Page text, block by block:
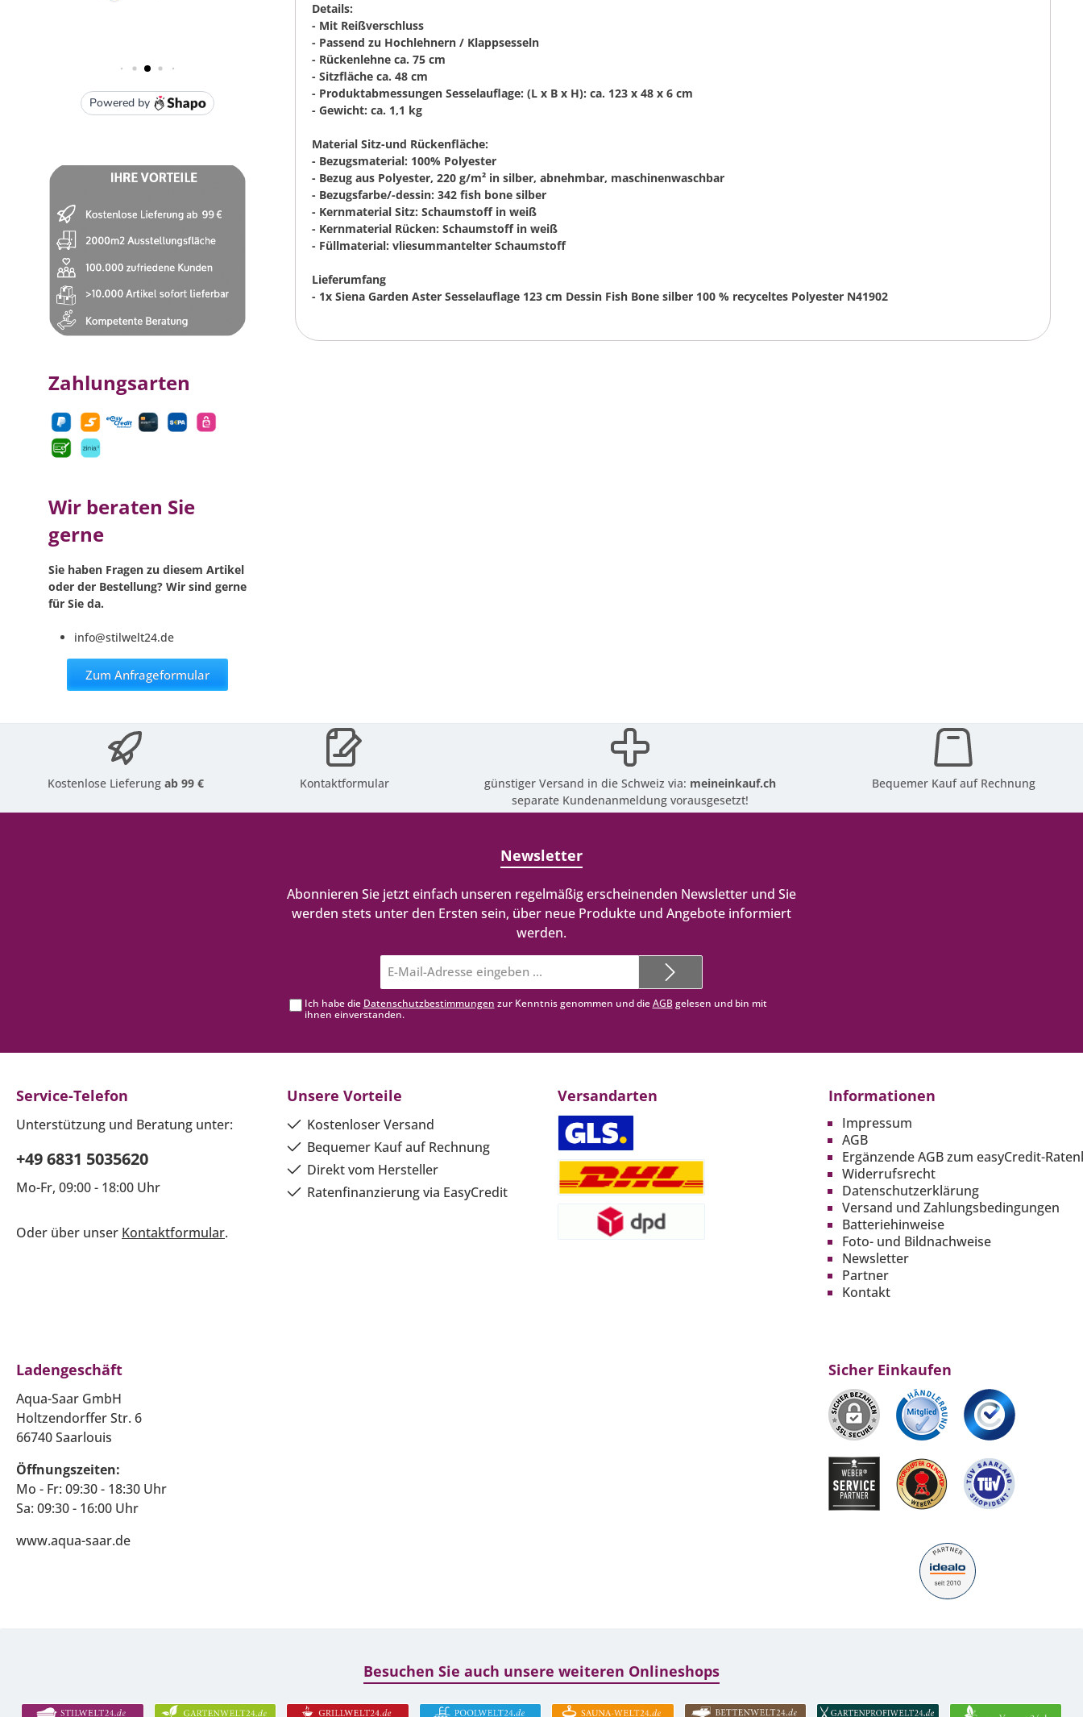
Zahlungsarten
Wir beraten Sie
gerne
Sie haben Fragen zu diesem Artikel
oder der Bestellung? Wir sind gerne
für Sie da.
info@stilwelt24.de
Zum Anfrageformular
Details:
- Mit Reißverschluss
- Passend zu Hochlehnern / Klappsesseln
- Rückenlehne ca. 75 cm
- Sitzfläche ca. 48 cm
- Produktabmessungen Sesselauflage: (L x B x H): ca. 123 x 48 x 6 cm
- Gewicht: ca. 1,1 kg
Material Sitz-und Rückenfläche:
- Bezugsmaterial: 100% Polyester
- Bezug aus Polyester, 220 g/m² in silber, abnehmbar, maschinenwaschbar
- Bezugsfarbe/-dessin: 342 fish bone silber
- Kernmaterial Sitz: Schaumstoff in weiß
- Kernmaterial Rücken: Schaumstoff in weiß
- Füllmaterial: vliesummantelter Schaumstoff
Lieferumfang
- 1x Siena Garden Aster Sesselauflage 123 cm Dessin Fish Bone silber 100 % recyceltes Polyester N41902
Kostenlose Lieferungab 99 € Kontaktformular günstiger Versand in die Schweiz via: meineinkauf.ch
separate Kundenanmeldung vorausgesetzt!
Bequemer Kauf auf Rechnung
Newsletter
Abonnieren Sie jetzt einfach unseren regelmäßig erscheinenden Newsletter und Sie
werden stets unter den Ersten sein, über neue Produkte und Angebote informiert
werden.
Mail-
Adresse*
Ich habe die Datenschutzbestimmungen zur Kenntnis genommen und dieAGBgelesen und bin mit
ihnen einverstanden.
Service-Telefon
Unterstützung und Beratung unter:
+49 6831 5035620
Mo-Fr, 09:00 - 18:00 Uhr
Oder über unser Kontaktformular.
Unsere Vorteile
Kostenloser Versand
Bequemer Kauf auf Rechnung
Direkt vom Hersteller
Ratenfinanzierung via EasyCredit
Versandarten Informationen
Impressum
AGB
Ergänzende AGB zum easyCredit-
Widerrufsrecht
Datenschutzerklärung
Versand und Zahlungsbedingungen
Batteriehinweise
Foto- und Bildnachweise
Newsletter
Partner
Kontakt
Ladengeschäft
Aqua-Saar GmbH
Holtzendorffer Str. 6
66740 Saarlouis
Öffnungszeiten:
Mo - Fr: 09:30 - 18:30 Uhr
Sa: 09:30 - 16:00 Uhr
www.aqua-saar.de
Sicher Einkaufen
Besuchen Sie auch unsere weiteren Onlineshops